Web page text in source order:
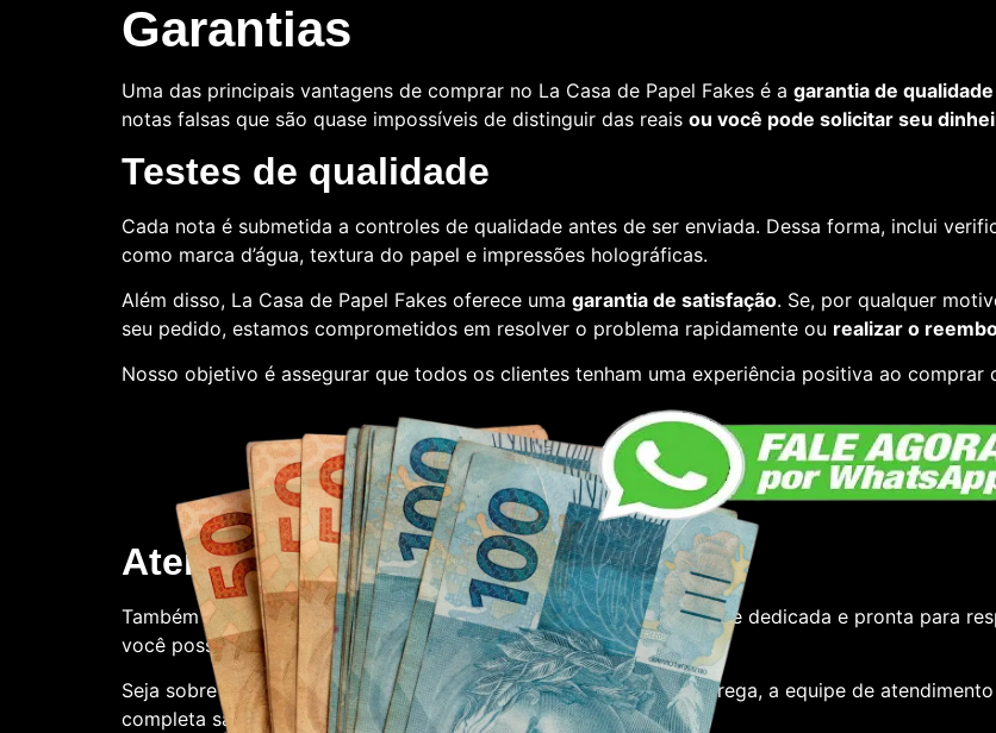
Garantias
Uma das principais vantagens de comprar no La Casa de Papel Fakes é a garantia de
notas falsas que são quase impossíveis de distinguir das reais ou você pode solicitar seu
Testes de qualidade
Cada nota é submetida a controles de qualidade antes de ser enviada. Dessa forma, inclui
como marca d’água, textura do papel e impressões holográficas.
Além disso, La Casa de Papel Fakes oferece uma garantia de satisfação. Se, por qualquer
seu pedido, estamos comprometidos em resolver o problema rapidamente ou realizar o
Nosso objetivo é assegurar que todos os clientes tenham uma experiência positiva ao comprar
Atendimento ao cliente
Também oferecemos suporte ao cliente. Contamos com uma equipe dedicada e pronta para
você possa ter.
Seja sobre o processo de compra, a qualidade das notas ou a entrega, a equipe de
completa satisfação.